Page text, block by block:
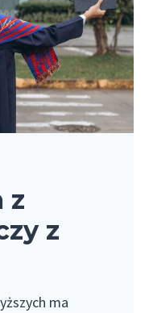
z
z
ma